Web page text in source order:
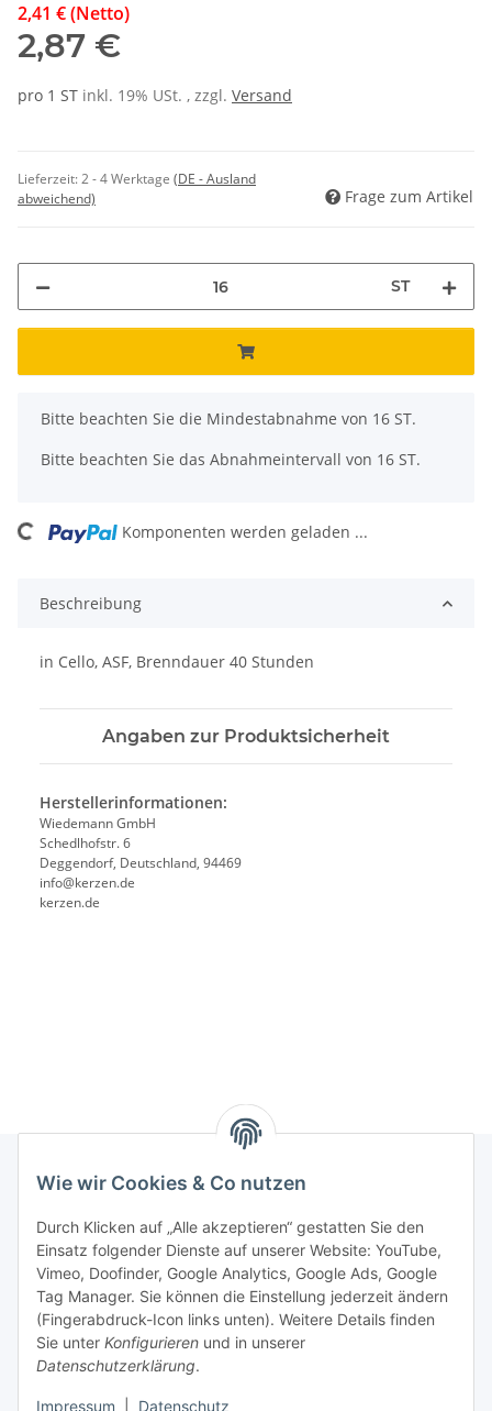
Wie wir Cookies & Co nutzen
Durch Klicken auf „Alle akzeptieren“ gestatten Sie den
Einsatz folgender Dienste auf unserer Website: YouTube,
Vimeo, Doofinder, Google Analytics, Google Ads, Google
Tag Manager. Sie können die Einstellung jederzeit ändern
(Fingerabdruck-Icon links unten). Weitere Details finden
Sie unter Konfigurieren und in unserer
Datenschutzerklärung.
Impressum Datenschutz
2,41 € (Netto)
2,87 €
pro 1 ST inkl. 19% USt. , zzgl. Versand
Lieferzeit:2 - 4 Werktage (DE - Ausland
abweichend)
Frage zum Artikel
ST
x
Bitte beachten Sie die Mindestabnahme von 16 ST.
Bitte beachten Sie das Abnahmeintervall von 16 ST.
Loading... Komponenten werden geladen ...
Beschreibung
in Cello, ASF, Brenndauer 40 Stunden
Angaben zur Produktsicherheit
Herstellerinformationen:
Wiedemann GmbH
Schedlhofstr. 6
Deggendorf, Deutschland, 94469
info@kerzen.de
kerzen.de
Rechtliches
Allgemeines
Firma